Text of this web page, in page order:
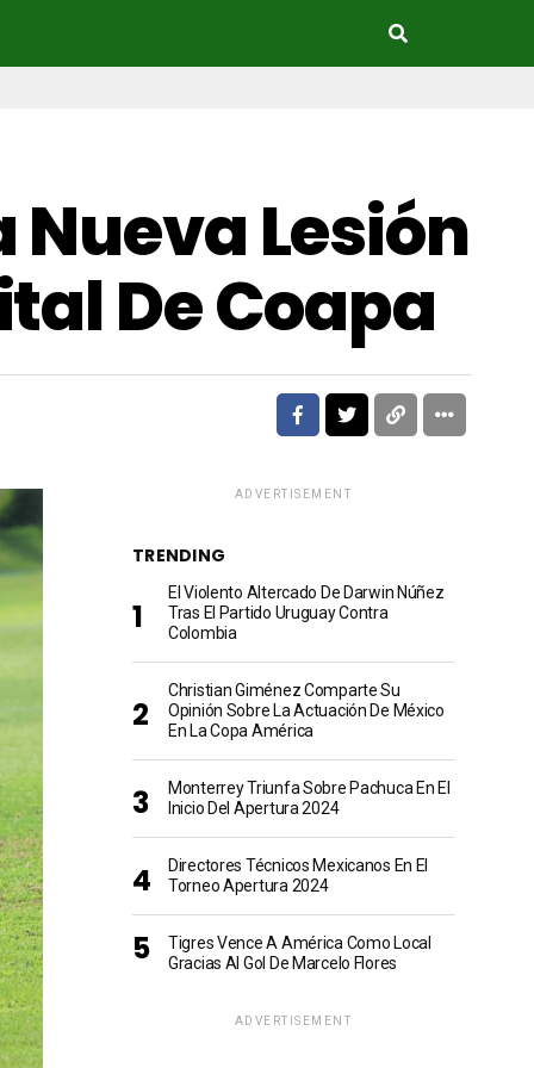
Nueva Lesión
De Coapa
ADVERTISEMENT
TRENDING
El Violento Altercado De Darwin Núñez
Tras El Partido Uruguay Contra
Colombia
Christian Giménez Comparte Su
Opinión Sobre La Actuación De México
En La Copa América
Monterrey Triunfa Sobre Pachuca En El
Inicio Del Apertura 2024
Directores Técnicos Mexicanos En El
Torneo Apertura 2024
Tigres Vence A América Como Local
Gracias Al Gol De Marcelo Flores
ADVERTISEMENT